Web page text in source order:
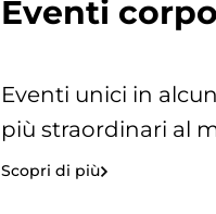
Eventi
Eventi unici in
più straordinari al
Scopri di più